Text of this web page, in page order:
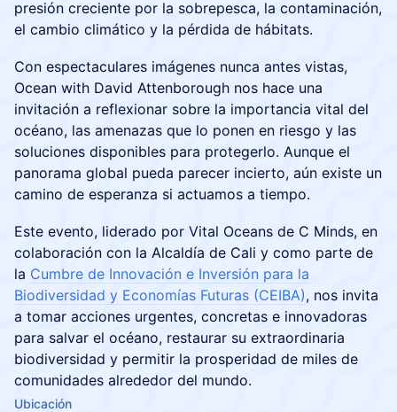
presión creciente por la sobrepesca, la contaminación,
el cambio climático y la pérdida de hábitats.
Con espectaculares imágenes nunca antes vistas,
Ocean with David Attenborough nos hace una
invitación a reflexionar sobre la importancia vital del
océano, las amenazas que lo ponen en riesgo y las
soluciones disponibles para protegerlo. Aunque el
panorama global pueda parecer incierto, aún existe un
camino de esperanza si actuamos a tiempo.
Este evento, liderado por Vital Oceans de C Minds, en
colaboración con la Alcaldía de Cali y como parte de
la Cumbre de Innovación e Inversión para la
Biodiversidad y Economías Futuras (CEIBA), nos invita
a tomar acciones urgentes, concretas e innovadoras
para salvar el océano, restaurar su extraordinaria
biodiversidad y permitir la prosperidad de miles de
comunidades alrededor del mundo.
Ubicación